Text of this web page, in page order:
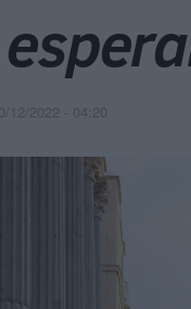
10/12/2022 - 04:20